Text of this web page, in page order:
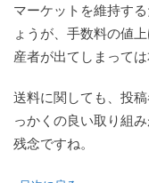
マーケットを維持す
ょうが、手数料の値
産者が出てしまっては
送料に関しても、投
っかくの良い取り組
残念ですね。